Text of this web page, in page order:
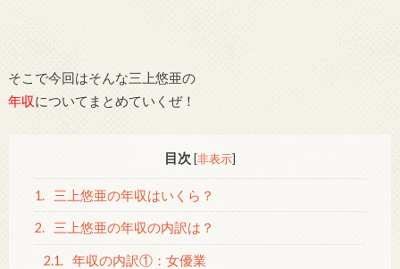
そこで今回はそんな三上悠亜の
年収についてまとめていくぜ！
目次 [非表示]
1. 三上悠亜の年収はいくら？
2. 三上悠亜の年収の内訳は？
2.1. 年収の内訳①：女優業